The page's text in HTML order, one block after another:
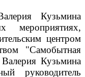
Кузьмина
мероприятиях,
центром
"Самобытная
Кузьмина
руководитель